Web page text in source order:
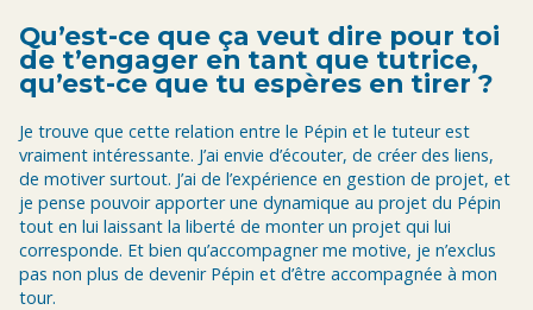
Qu’est-ce que ça veut dire pour toi
de t’engager en tant que tutrice,
qu’est-ce que tu espères en tirer ?
Je trouve que cette relation entre le Pépin et le tuteur est
vraiment intéressante. J’ai envie d’écouter, de créer des liens,
de motiver surtout. J’ai de l’expérience en gestion de projet, et
je pense pouvoir apporter une dynamique au projet du Pépin
tout en lui laissant la liberté de monter un projet qui lui
corresponde. Et bien qu’accompagner me motive, je n’exclus
pas non plus de devenir Pépin et d’être accompagnée à mon
tour.